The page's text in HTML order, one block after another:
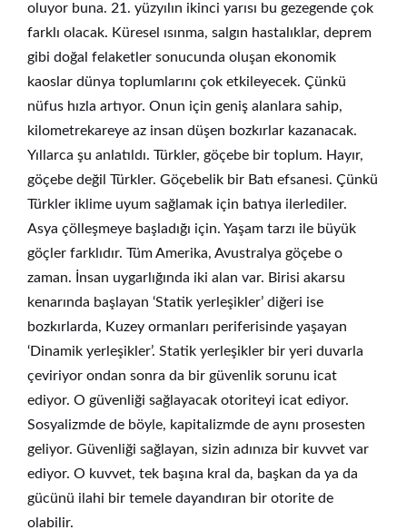
oluyor buna. 21. yüzyılın ikinci yarısı bu gezegende çok
farklı olacak. Küresel ısınma, salgın hastalıklar, deprem
gibi doğal felaketler sonucunda oluşan ekonomik
kaoslar dünya toplumlarını çok etkileyecek. Çünkü
nüfus hızla artıyor. Onun için geniş alanlara sahip,
kilometrekareye az insan düşen bozkırlar kazanacak.
Yıllarca şu anlatıldı. Türkler, göçebe bir toplum. Hayır,
göçebe değil Türkler. Göçebelik bir Batı efsanesi. Çünkü
Türkler iklime uyum sağlamak için batıya ilerlediler.
Asya çölleşmeye başladığı için. Yaşam tarzı ile büyük
göçler farklıdır. Tüm Amerika, Avustralya göçebe o
zaman. İnsan uygarlığında iki alan var. Birisi akarsu
kenarında başlayan ‘Statik yerleşikler’ diğeri ise
bozkırlarda, Kuzey ormanları periferisinde yaşayan
‘Dinamik yerleşikler’. Statik yerleşikler bir yeri duvarla
çeviriyor ondan sonra da bir güvenlik sorunu icat
ediyor. O güvenliği sağlayacak otoriteyi icat ediyor.
Sosyalizmde de böyle, kapitalizmde de aynı prosesten
geliyor. Güvenliği sağlayan, sizin adınıza bir kuvvet var
ediyor. O kuvvet, tek başına kral da, başkan da ya da
gücünü ilahi bir temele dayandıran bir otorite de
olabilir.